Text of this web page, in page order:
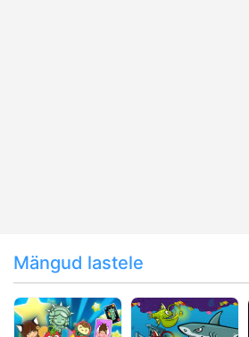
Mängud lastele